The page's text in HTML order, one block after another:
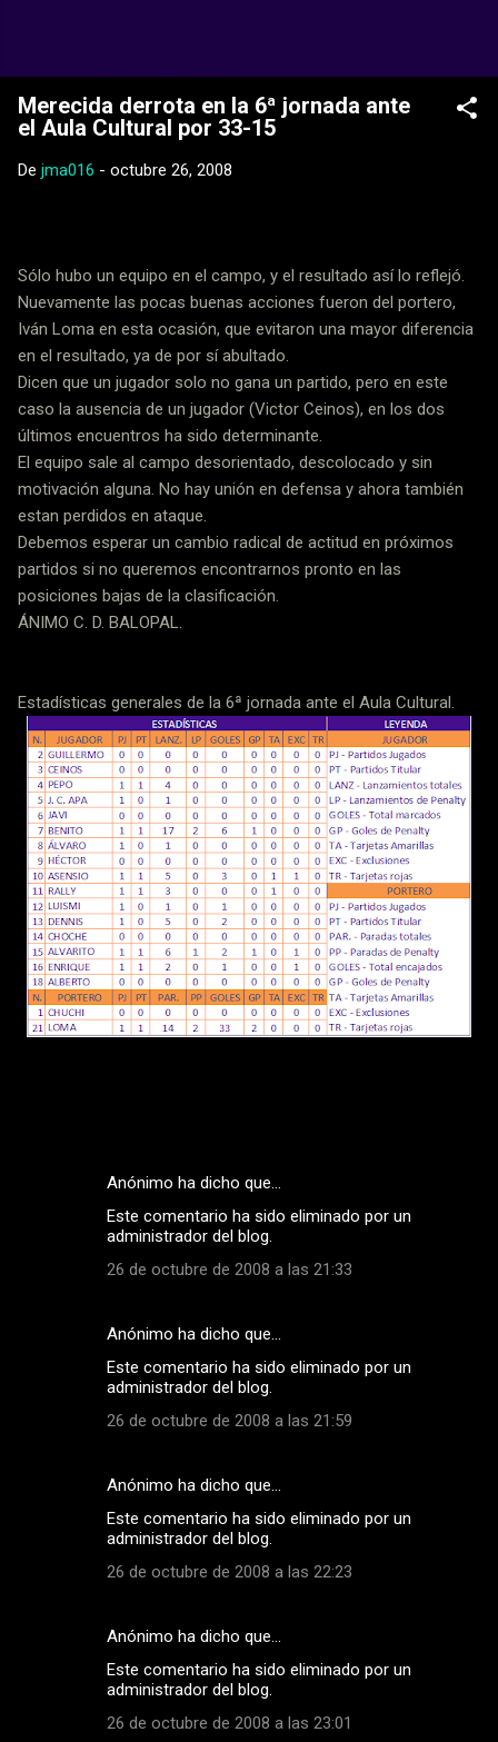
Merecida derrota en la 6ª jornada ante
el Aula Cultural por 33-15
De jma016 - octubre 26, 2008
Sólo hubo un equipo en el campo, y el resultado así lo reflejó.
Nuevamente las pocas buenas acciones fueron del portero,
Iván Loma en esta ocasión, que evitaron una mayor diferencia
en el resultado, ya de por sí abultado.
Dicen que un jugador solo no gana un partido, pero en este
caso la ausencia de un jugador (Victor Ceinos), en los dos
últimos encuentros ha sido determinante.
El equipo sale al campo desorientado, descolocado y sin
motivación alguna. No hay unión en defensa y ahora también
estan perdidos en ataque.
Debemos esperar un cambio radical de actitud en próximos
partidos si no queremos encontrarnos pronto en las
posiciones bajas de la clasificación.
ÁNIMO C. D. BALOPAL.
Estadísticas generales de la 6ª jornada ante el Aula Cultural.
Anónimo ha dicho que…
Este comentario ha sido eliminado por un
administrador del blog.
26 de octubre de 2008 a las 21:33
Anónimo ha dicho que…
Este comentario ha sido eliminado por un
administrador del blog.
26 de octubre de 2008 a las 21:59
Anónimo ha dicho que…
Este comentario ha sido eliminado por un
administrador del blog.
26 de octubre de 2008 a las 22:23
Anónimo ha dicho que…
Este comentario ha sido eliminado por un
administrador del blog.
26 de octubre de 2008 a las 23:01